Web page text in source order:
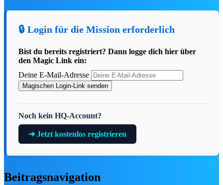
🔥 Deals
Nach Kategorie
⚡ Alle Deals ansehen
🏪 Merchandise-Übersicht (3.000+)
🎪 Events & Konzerte
Nach Franchise
🏷️ Disney Store
🔒 Login für die Mission erforderlich
Bist du bereits registriert? Dann logge dich hier über
den Magic Link ein:
Deine E-Mail-Adresse
Magischen Login-Link senden
Noch kein HQ-Account?
➔ Jetzt kostenlos registrieren
Beitragsnavigation